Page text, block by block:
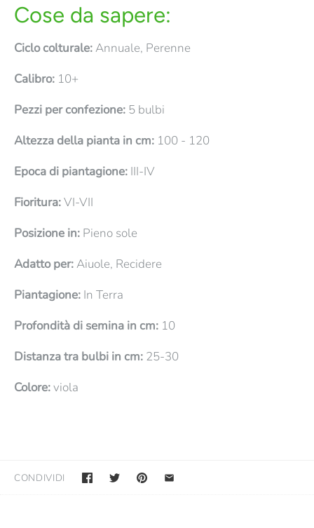
Cose da sapere:
Ciclo colturale:Annuale, Perenne
Calibro: 10+
Pezzi per confezione: 5 bulbi
Altezza della pianta in cm: 100 - 120
Epoca di piantagione: III-IV
Fioritura:VI-VII
Posizione in: Pieno sole
Adatto per:Aiuole, Recidere
Piantagione: In Terra
Profondità di semina in cm: 10
Distanza tra bulbi in cm: 25-30
Colore:viola
CONDIVIDI